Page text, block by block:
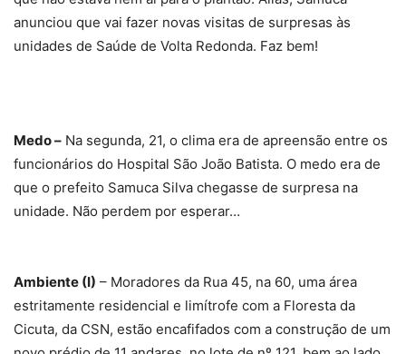
Ambiente (I)
– Moradores da Rua 45, na 60, uma área
estritamente residencial e limítrofe com a Floresta da
Cicuta, da CSN, estão encafifados com a construção de um
impactos no fornecimento de água, energia elétrica,
segurança, harmonia estética, acessibilidade, higiene e até
mesmo de salubridade. Pior. Desconfiam da forma como
conseguiram autorização da prefeitura de Volta Redonda
Ambiente (II)
– Segundo um dos moradores, há uns quatro
anos, o mesmo projeto de construção do prédio de 11
andares foi negado pelos órgãos competentes. Uma vez